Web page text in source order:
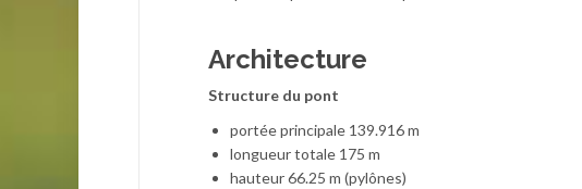
Architecture
Structure du pont
portée principale 139.916 m
longueur totale 175 m
hauteur 66.25 m (pylônes)